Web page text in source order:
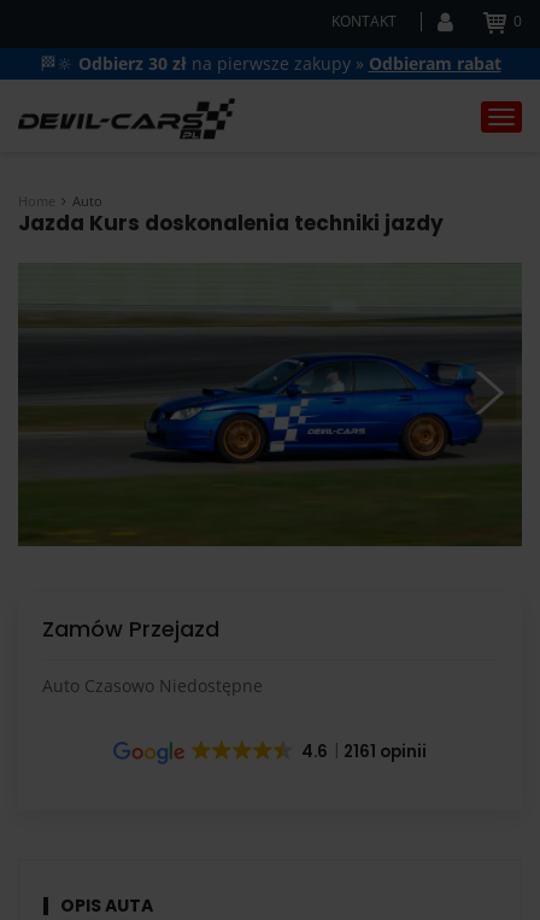
KONTAKT 0
🏁🔆 Odbierz 30 zł na pierwsze zakupy » Odbieram rabat
Home Auto
Jazda Kurs doskonalenia techniki jazdy
Zamów Przejazd
Auto Czasowo Niedostępne
4.6 2161 opinii
OPIS AUTA